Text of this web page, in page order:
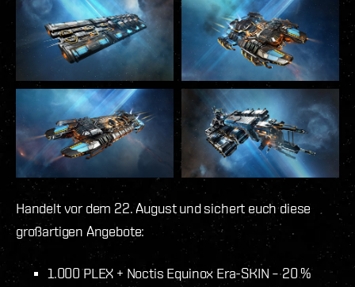
Handelt vor dem 22. August und sichert euch diese
großartigen Angebote:
1.000 PLEX + Noctis Equinox Era-SKIN – 20 %